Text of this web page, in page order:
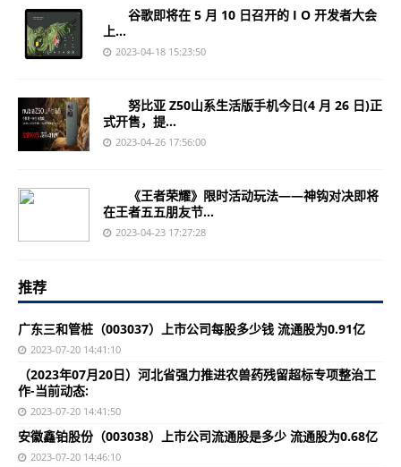
谷歌即将在 5 月 10 日召开的 I O 开发者大会
上...
2023-04-18 15:23:50
努比亚 Z50山系生活版手机今日(4 月 26 日)正
式开售，提...
2023-04-26 17:56:00
《王者荣耀》限时活动玩法——神钩对决即将
在王者五五朋友节...
2023-04-23 17:27:28
推荐
广东三和管桩（003037）上市公司每股多少钱 流通股为0.91亿
2023-07-20 14:41:10
（2023年07月20日）河北省强力推进农兽药残留超标专项整治工
作-当前动态:
2023-07-20 14:41:50
安徽鑫铂股份（003038）上市公司流通股是多少 流通股为0.68亿
2023-07-20 14:46:10